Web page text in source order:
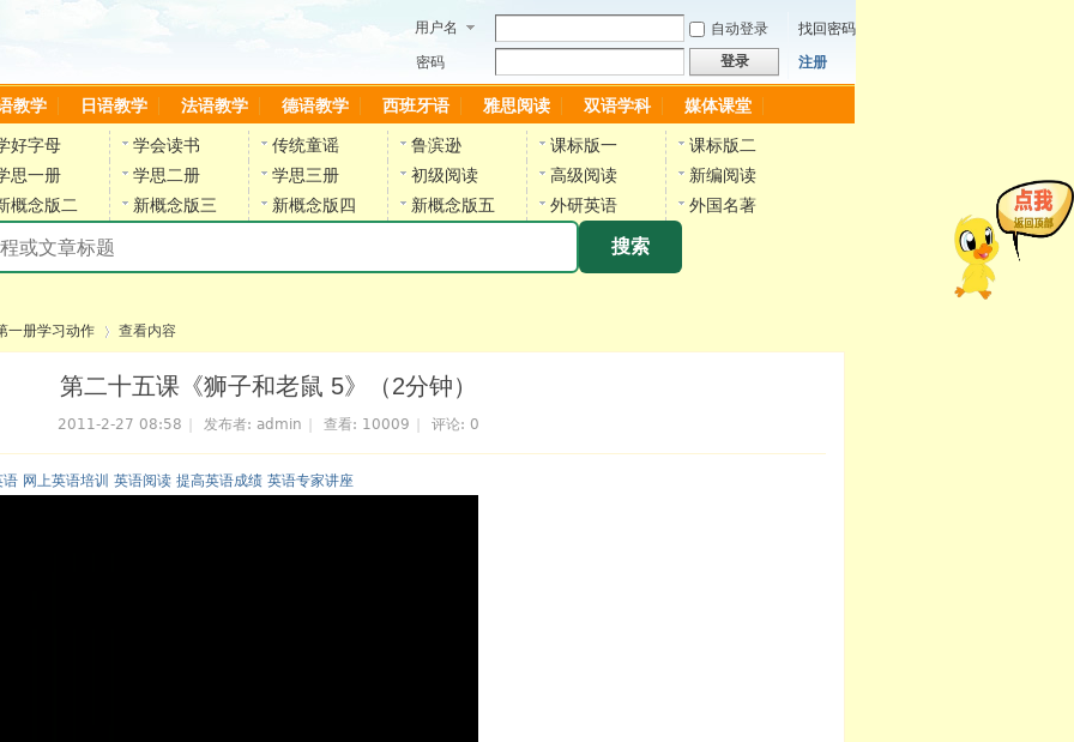
用户名 自动登录
找回密码
密码
登录 注册
教学 日语教学 法语教学 德语教学 西班牙语 雅思阅读 双语学科 媒体课堂
好字母 学会读书 传统童谣 鲁滨逊 课标版一
课标版二
思一册
学思二册 学思三册 初级阅读 高级阅读
新编阅读
概念版二
新概念版三 新概念版四 新概念版五 外研英语 外国名著
搜索
一册学习动作 查看内容
第二十五课《狮子和老鼠 5》（2分钟）
2011-2-27 08:58 发布者: admin 查看: 10009 评论: 0
网上英语培训 英语阅读 提高英语成绩 英语专家讲座